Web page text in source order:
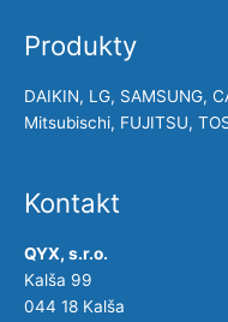
Produkty
DAIKIN, LG, SAMSUNG,
Mitsubischi, FUJITSU,
Kontakt
QYX, s.r.o.
Kalša 99
044 18 Kalša